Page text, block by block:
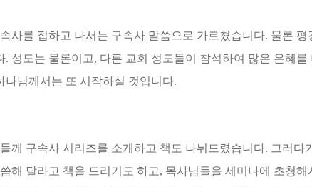
사를 접하고 나서는 구속사 말씀으로 가르쳤습니다. 물론 평
성도는 물론이고, 다른 교회 성도들이 참석하여 많은 은혜를
님께서는 또 시작하실 것입니다.
께 구속사 시리즈를 소개하고 책도 나눠드렸습니다. 그러다
달라고 책을 드리기도 하고, 목사님들을 세미나에 초청해